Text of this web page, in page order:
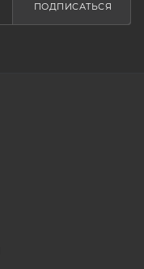
ПОДПИСАТЬСЯ